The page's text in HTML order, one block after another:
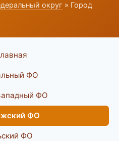
округ » Город
ФО
ФО
ФО
ФО